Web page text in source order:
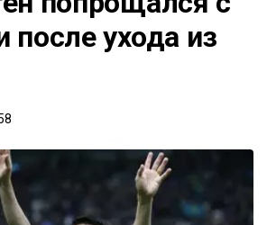
после ухода из